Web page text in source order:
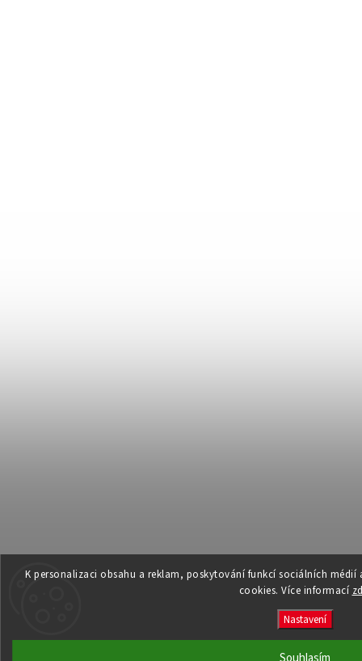
K personalizaci obsahu a reklam, poskytování funkcí sociálních
cookies. Více informací
Nastavení